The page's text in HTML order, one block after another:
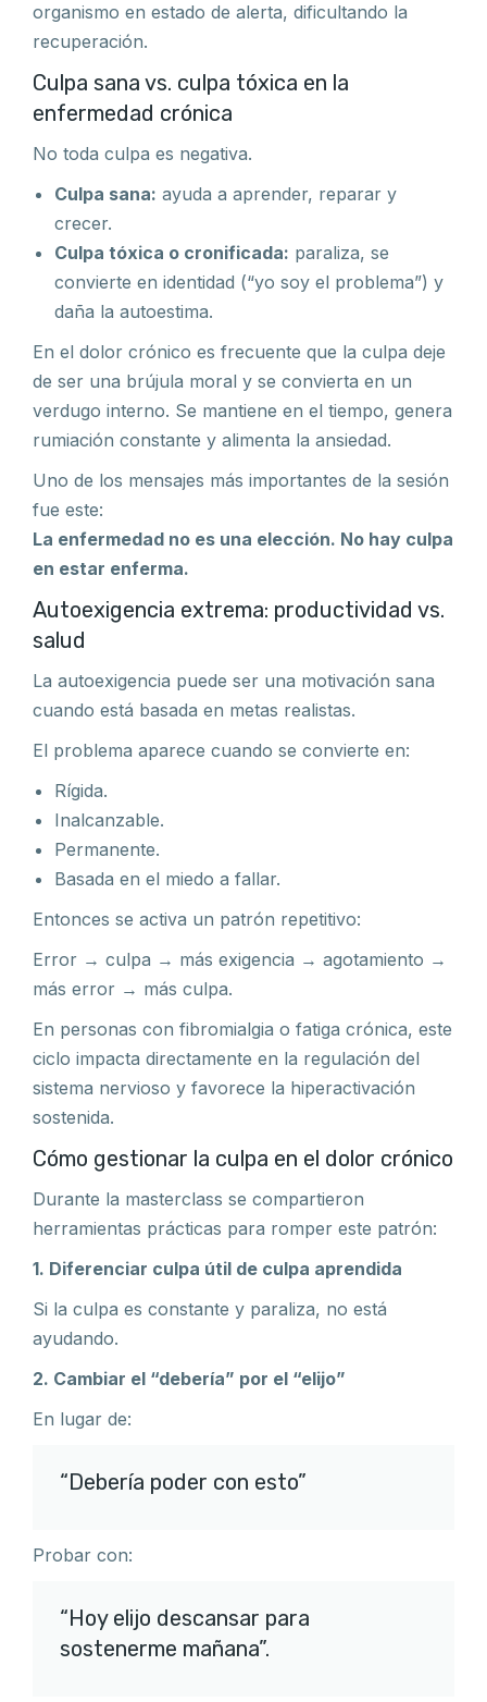
organismo en estado de alerta, dificultando la
recuperación.
Culpa sana vs. culpa tóxica en la
enfermedad crónica
No toda culpa es negativa.
Culpa sana: ayuda a aprender, reparar y
crecer.
Culpa tóxica o cronificada: paraliza, se
convierte en identidad (“yo soy el problema”) y
daña la autoestima.
En el dolor crónico es frecuente que la culpa deje
de ser una brújula moral y se convierta en un
verdugo interno. Se mantiene en el tiempo, genera
rumiación constante y alimenta la ansiedad.
Uno de los mensajes más importantes de la sesión
fue este:
La enfermedad no es una elección. No hay culpa
en estar enferma.
Autoexigencia extrema: productividad vs.
salud
La autoexigencia puede ser una motivación sana
cuando está basada en metas realistas.
El problema aparece cuando se convierte en:
Rígida.
Inalcanzable.
Permanente.
Basada en el miedo a fallar.
Entonces se activa un patrón repetitivo:
Error → culpa → más exigencia → agotamiento →
más error → más culpa.
En personas con fibromialgia o fatiga crónica, este
ciclo impacta directamente en la regulación del
sistema nervioso y favorece la hiperactivación
sostenida.
Cómo gestionar la culpa en el dolor crónico
Durante la masterclass se compartieron
herramientas prácticas para romper este patrón:
1. Diferenciar culpa útil de culpa aprendida
Si la culpa es constante y paraliza, no está
ayudando.
2. Cambiar el “debería” por el “elijo”
En lugar de:
“Debería poder con esto”
Probar con:
“Hoy elijo descansar para
sostenerme mañana”.